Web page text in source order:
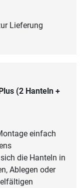
Lieferung
(2 Hanteln +
einfach
die Hanteln in
Ablegen oder